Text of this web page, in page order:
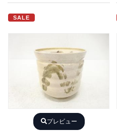
SALE
プレビュー